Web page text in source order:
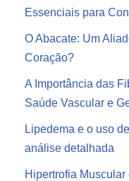
Essenciais para
O Abacate: Um
Coração?
A Importância das
Saúde Vascular e
Lipedema e o uso
análise detalhada
Hipertrofia